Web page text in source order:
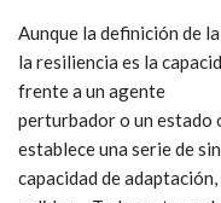
Aunque la definición de
la resiliencia es la
frente a un agente
perturbador o un estado
establece una serie de
capacidad de